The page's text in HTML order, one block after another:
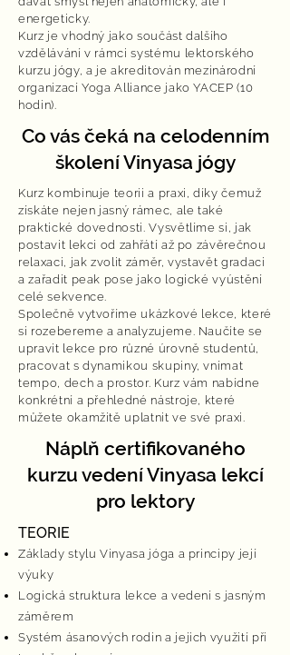
energeticky.
Kurz je vhodný jako součást dalšího
vzdělávání v rámci systému lektorského
kurzu jógy, a je akreditován mezinárodní
organizací Yoga Alliance jako YACEP (10
hodin).
Co vás čeká na celodenním
školení Vinyasa jógy
Kurz kombinuje teorii a praxi, díky čemuž
získáte nejen jasný rámec, ale také
praktické dovednosti. Vysvětlíme si, jak
postavit lekci od zahřátí až po závěrečnou
relaxaci, jak zvolit záměr, vystavět gradaci
a zařadit peak pose jako logické vyústění
celé sekvence.
Společně vytvoříme ukázkové lekce, které
si rozebereme a analyzujeme. Naučíte se
upravit lekce pro různé úrovně studentů,
pracovat s dynamikou skupiny, vnímat
tempo, dech a prostor. Kurz vám nabídne
konkrétní a přehledné nástroje, které
můžete okamžitě uplatnit ve své praxi.
Náplň certifikovaného
kurzu vedení Vinyasa lekcí
pro lektory
TEORIE
Základy stylu Vinyasa jóga a principy její
výuky
Logická struktura lekce a vedení s jasným
záměrem
Systém ásanových rodin a jejich využití při